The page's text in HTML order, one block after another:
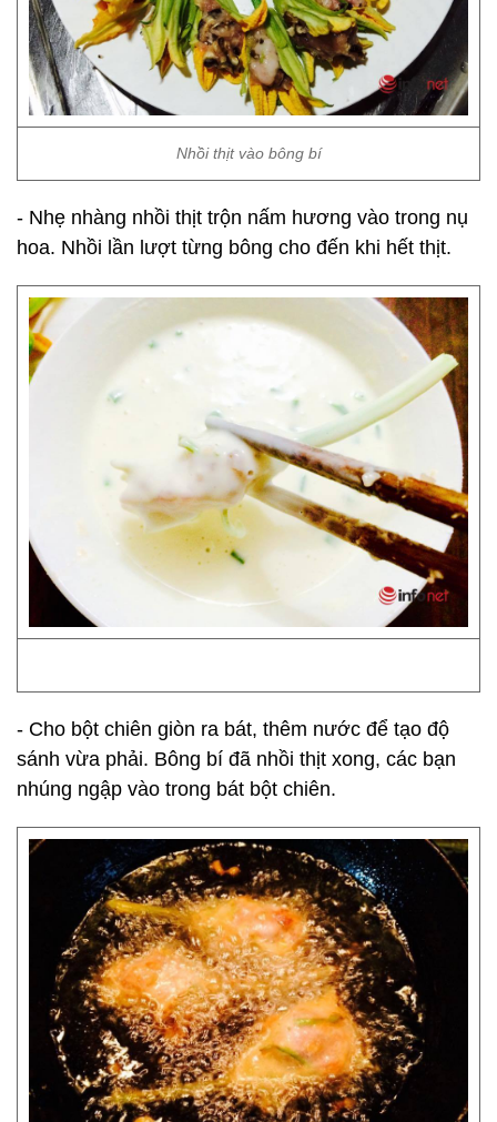
Nhồi thịt vào bông bí
- Nhẹ nhàng nhồi thịt trộn nấm hương vào trong nụ
hoa. Nhồi lần lượt từng bông cho đến khi hết thịt.
- Cho bột chiên giòn ra bát, thêm nước để tạo độ
sánh vừa phải. Bông bí đã nhồi thịt xong, các bạn
nhúng ngập vào trong bát bột chiên.